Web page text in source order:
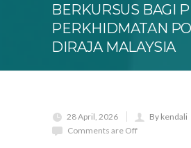
BERKURSUS BAGI
PERKHIDMATAN
DIRAJA MALAYSIA
28 April, 2026
By kendali
Comments are Off